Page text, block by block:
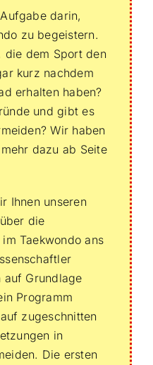
darin,
zu begeistern.
die dem Sport den
kurz nachdem
erhalten haben?
und gibt es
Wir haben
dazu ab Seite
Ihnen unseren
die
Taekwondo ans
auf Grundlage
Programm
zugeschnitten
in
Die ersten